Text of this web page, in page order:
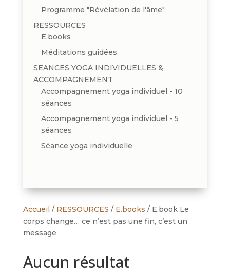
Programme "Révélation de l'âme"
RESSOURCES
E.books
Méditations guidées
SEANCES YOGA INDIVIDUELLES &
ACCOMPAGNEMENT
Accompagnement yoga individuel - 10
séances
Accompagnement yoga individuel - 5
séances
Séance yoga individuelle
Accueil / RESSOURCES / E.books / E.book Le
corps change… ce n’est pas une fin, c’est un
message
Aucun résultat